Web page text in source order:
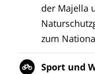
der Majella
zum
Sport und